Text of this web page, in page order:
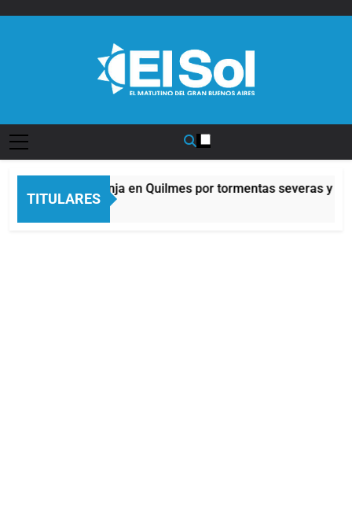
TITULARES
Alerta naranja en Quilmes por tormentas severas y
3 Horas Atrás